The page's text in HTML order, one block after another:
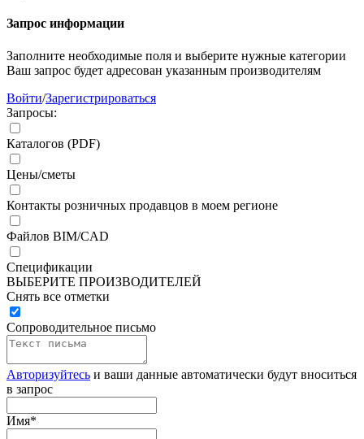
Запрос информации
Заполните необходимые поля и выберите нужные категории
Ваш запрос будет адресован указанным производителям
Войти/Зарегистрироваться
Запросы:
Каталогов (PDF)
Цены/сметы
Контакты розничных продавцов в моем регионе
Файлов BIM/CAD
Спецификации
ВЫБЕРИТЕ ПРОИЗВОДИТЕЛЕЙ
Снять все отметки
Сопроводительное письмо
Авторизуйтесь и ваши данные автоматически будут вноситься
в запрос
Имя*